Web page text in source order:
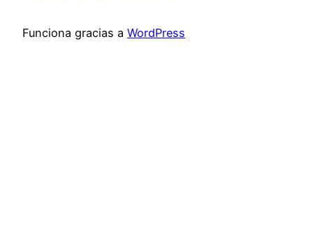
Funciona gracias a WordPress